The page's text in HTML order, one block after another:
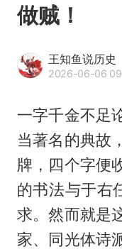
做贼！
王知鱼说历史
2026-06-06
一字千金不足
当著名的典故
牌，四个字便
的书法与于右
求。然而就是
家、同光体诗